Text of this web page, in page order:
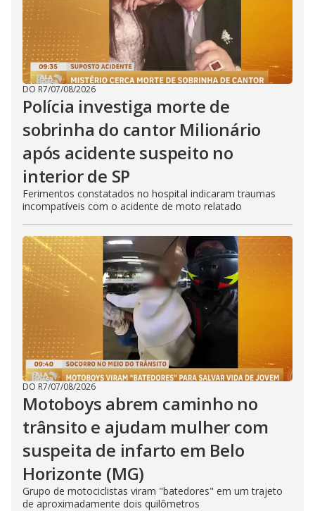
DO R7/07/08/2026
Polícia investiga morte de
sobrinha do cantor Milionário
após acidente suspeito no
interior de SP
Ferimentos constatados no hospital indicaram traumas
incompatíveis com o acidente de moto relatado
DO R7/07/08/2026
Motoboys abrem caminho no
trânsito e ajudam mulher com
suspeita de infarto em Belo
Horizonte (MG)
Grupo de motociclistas viram "batedores" em um trajeto
de aproximadamente dois quilômetros